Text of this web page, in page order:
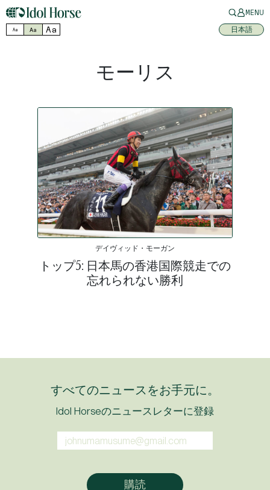
MENU
Aa Aa Aa 日本語
モーリス
デイヴィッド・モーガン
トップ5: 日本馬の香港国際競走での
忘れられない勝利
すべてのニュースをお手元に。
Idol Horseのニュースレターに登録